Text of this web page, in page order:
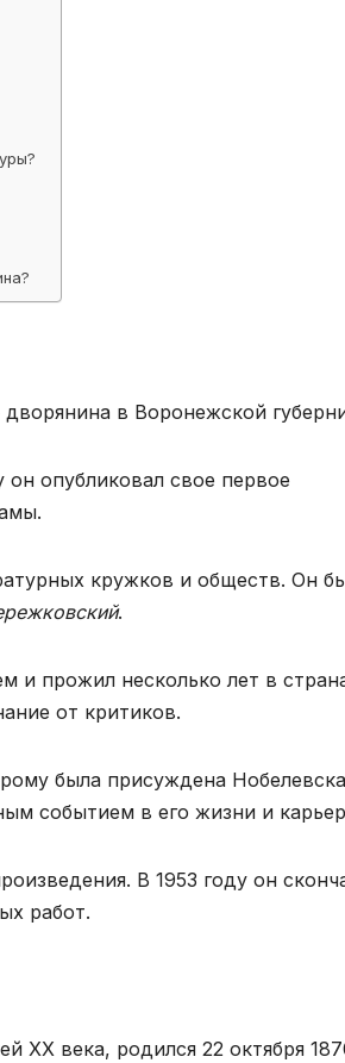
дворянина в Воронежской
он опубликовал свое первое
кружков и обществ. Он
.
и прожил несколько лет в
от критиков.
была присуждена
событием в его жизни и
В 1953 году он
работ.
XX века, родился 22 октября